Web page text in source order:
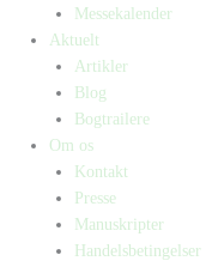
Messekalender
Aktuelt
Artikler
Blog
Bogtrailere
Om os
Kontakt
Presse
Manuskripter
Handelsbetingelser